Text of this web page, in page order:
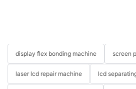
display flex bonding machine screen
laser lcd repair machine lcd